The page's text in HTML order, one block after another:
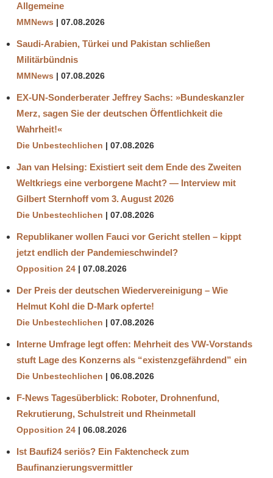
Allgemeine
MMNews 07.08.2026
Saudi-Arabien, Türkei und Pakistan schließen
Militärbündnis
MMNews 07.08.2026
EX-UN-Sonderberater Jeffrey Sachs: »Bundeskanzler
Merz, sagen Sie der deutschen Öffentlichkeit die
Wahrheit!«
Die Unbestechlichen 07.08.2026
Jan van Helsing: Existiert seit dem Ende des Zweiten
Weltkriegs eine verborgene Macht? — Interview mit
Gilbert Sternhoff vom 3. August 2026
Die Unbestechlichen 07.08.2026
Republikaner wollen Fauci vor Gericht stellen – kippt
jetzt endlich der Pandemieschwindel?
Opposition 24 07.08.2026
Der Preis der deutschen Wiedervereinigung – Wie
Helmut Kohl die D‑Mark opferte!
Die Unbestechlichen 07.08.2026
Interne Umfrage legt offen: Mehrheit des VW-Vorstands
stuft Lage des Konzerns als “existenzgefährdend” ein
Die Unbestechlichen 06.08.2026
F-News Tagesüberblick: Roboter, Drohnenfund,
Rekrutierung, Schulstreit und Rheinmetall
Opposition 24 06.08.2026
Ist Baufi24 seriös? Ein Faktencheck zum
Baufinanzierungsvermittler